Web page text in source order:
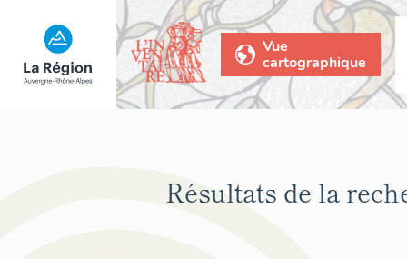
Vue
cartographique
Résultats de la